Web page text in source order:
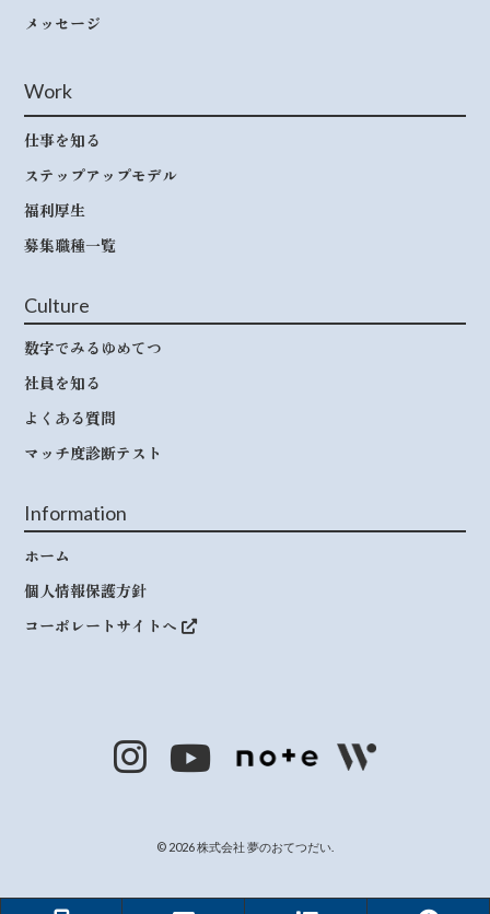
メッセージ
Work
仕事を知る
ステップアップモデル
福利厚生
募集職種一覧
Culture
数字でみるゆめてつ
社員を知る
よくある質問
マッチ度診断テスト
Information
ホーム
個人情報保護方針
コーポレートサイトへ
© 2026 株式会社 夢のおてつだい.